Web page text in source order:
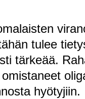
tulee
tärkeää.
hyötyjiin.